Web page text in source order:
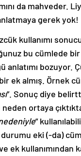
da mahveder.
gerek yok!
kullanımı
bu cümlede
anlatımı bozuyor.
ek almış. Örnek
”. Sonuç diye
ortaya
”
eki (-da)
ek kullanımından